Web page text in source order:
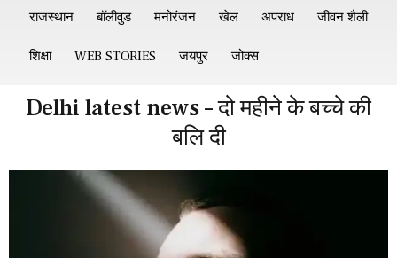
राजस्थान बॉलीवुड मनोरंजन खेल अपराध जीवन शैली
शिक्षा WEB STORIES जयपुर जोक्स
Delhi latest news – दो महीने के बच्चे की
बलि दी